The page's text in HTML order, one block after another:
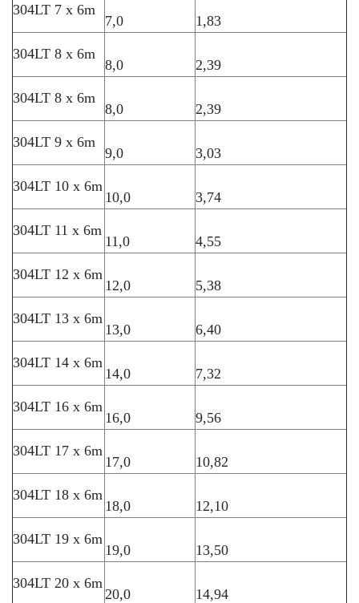
304LT 7 x 6m
7,0 1,83
304LT 8 x 6m
8,0 2,39
304LT 8 x 6m
8,0 2,39
304LT 9 x 6m
9,0 3,03
304LT 10 x 6m
10,0 3,74
304LT 11 x 6m
11,0 4,55
304LT 12 x 6m
12,0 5,38
304LT 13 x 6m
13,0 6,40
304LT 14 x 6m
14,0 7,32
304LT 16 x 6m
16,0 9,56
304LT 17 x 6m
17,0 10,82
304LT 18 x 6m
18,0 12,10
304LT 19 x 6m
19,0 13,50
304LT 20 x 6m
20,0 14,94